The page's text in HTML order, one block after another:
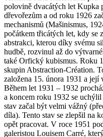
polovině dvacátých let Kupka
dřevořezům a od roku 1926
mechanismů (Mašinismus,
počátkem třicátých let, kdy se
abstrakci, kterou díky svému
hudbě, rozvinul až do
také Orfický kubismus. Roku
skupin Abstraction-Création.
založena 15. února 1931 a
Během let 1931 – 1932
a koncem roku 1932 se
stav začal být velmi vážný
díla). Tento stav se zlepšil na
opět pracovat. V roce 1951
galeristou Louisem Carré,